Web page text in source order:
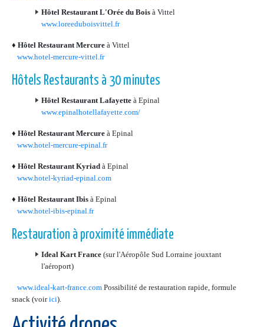
Hôtel Restaurant L'Orée du Bois à Vittel
www.loreeduboisvittel.fr
♦ Hôtel Restaurant Mercure à Vittel
www.hotel-mercure-vittel.fr
Hôtels Restaurants à 30 minutes
Hôtel Restaurant Lafayette à Epinal
www.epinalhotellafayette.com/
♦ Hôtel Restaurant Mercure à Epinal
www.hotel-mercure-epinal.fr
♦ Hôtel Restaurant Kyriad à Epinal
www.hotel-kyriad-epinal.com
♦ Hôtel Restaurant Ibis à Epinal
www.hotel-ibis-epinal.fr
Restauration à proximité immédiate
Ideal Kart France (sur l'Aéropôle Sud Lorraine jouxtant
l'aéroport)
www.ideal-kart-france.com Possibilité de restauration rapide, formule
snack (voirici).